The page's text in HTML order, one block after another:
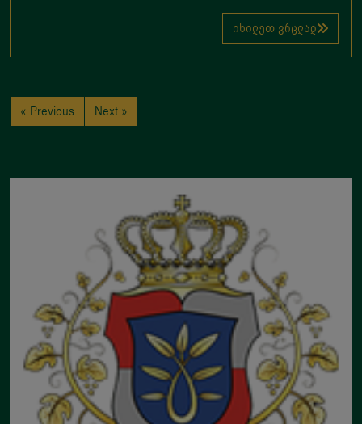
იხილეთ ვრცლად
« Previous Next »